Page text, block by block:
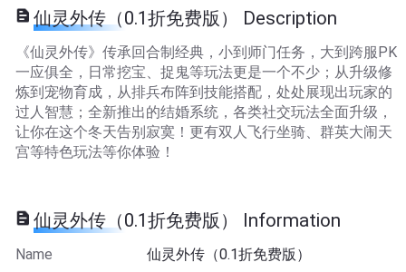
仙灵外传（0.1折免费版） Description
《仙灵外传》传承回合制经典，小到师门任务，大到跨服PK
一应俱全，日常挖宝、捉鬼等玩法更是一个不少；从升级修
炼到宠物育成，从排兵布阵到技能搭配，处处展现出玩家的
过人智慧；全新推出的结婚系统，各类社交玩法全面升级，
让你在这个冬天告别寂寞！更有双人飞行坐骑、群英大闹天
宫等特色玩法等你体验！
仙灵外传（0.1折免费版） Information
Name
仙灵外传（0.1折免费版）